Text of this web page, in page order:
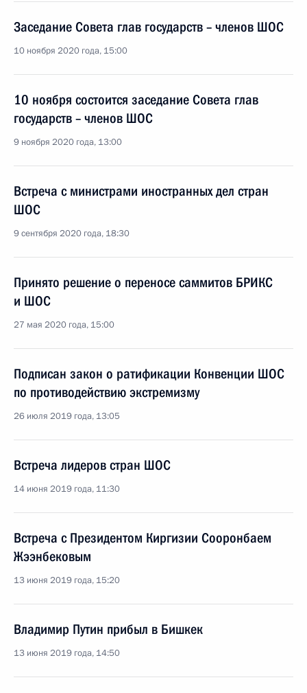
Заседание Совета глав государств – членов ШОС
10 ноября 2020 года, 15:00
10 ноября состоится заседание Совета глав
государств – членов ШОС
9 ноября 2020 года, 13:00
Встреча с министрами иностранных дел стран
ШОС
9 сентября 2020 года, 18:30
Принято решение о переносе саммитов БРИКС
и ШОС
27 мая 2020 года, 15:00
Подписан закон о ратификации Конвенции ШОС
по противодействию экстремизму
26 июля 2019 года, 13:05
Встреча лидеров стран ШОС
14 июня 2019 года, 11:30
Встреча с Президентом Киргизии Сооронбаем
Жээнбековым
13 июня 2019 года, 15:20
Владимир Путин прибыл в Бишкек
13 июня 2019 года, 14:50